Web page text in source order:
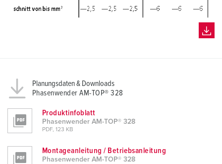
Planungsdaten & Downloads
Phasenwender AM-TOP® 328
Produktinfoblatt
Phasenwender AM-TOP® 328
PDF, 123 KB
Montageanleitung / Betriebsanleitung
Phasenwender AM-TOP® 328